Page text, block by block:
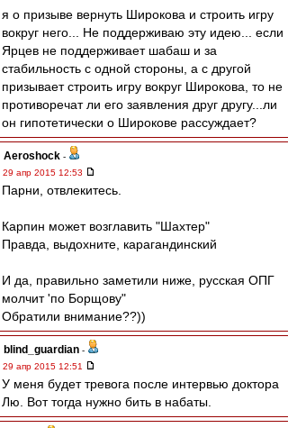
я о призыве вернуть Широкова и строить игру
вокруг него... Не поддерживаю эту идею... если
Ярцев не поддерживает шабаш и за
стабильность с одной стороны, а с другой
призывает строить игру вокруг Широкова, то не
противоречат ли его заявления друг другу...ли
он гипотетически о Широкове рассуждает?
Aeroshock -
29 апр 2015 12:53
Парни, отвлекитесь.
Карпин может возглавить "Шахтер"
Правда, выдохните, карагандинский
И да, правильно заметили ниже, русская ОПГ
молчит 'по Борщову"
Обратили внимание??))
blind_guardian -
29 апр 2015 12:51
У меня будет тревога после интервью доктора
Лю. Вот тогда нужно бить в набаты.